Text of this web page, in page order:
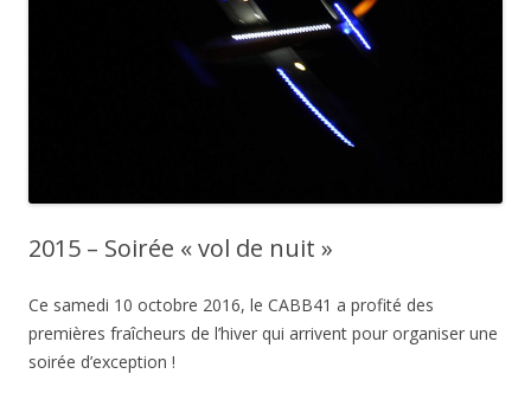
2015 – Soirée « vol de nuit »
Ce samedi 10 octobre 2016, le CABB41 a profité des
premières fraîcheurs de l’hiver qui arrivent pour organiser une
soirée d’exception !